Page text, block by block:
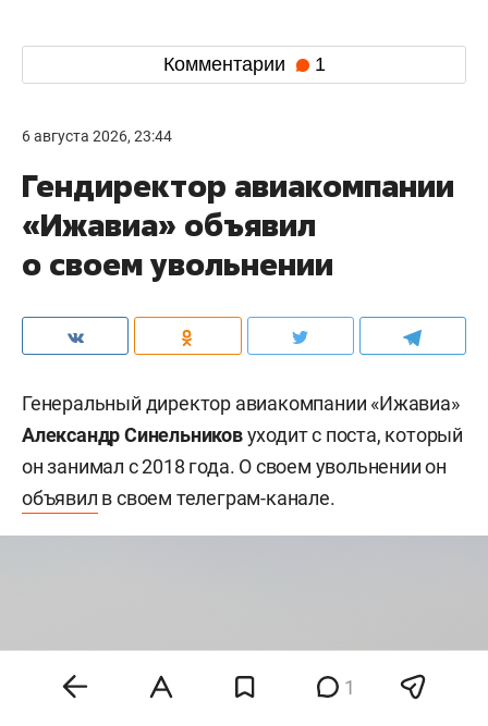
Комментарии 1
6 августа 2026, 23:44
Гендиректор авиакомпании
«Ижавиа» объявил
о своем увольнении
Генеральный директор авиакомпании «Ижавиа»
Александр Синельниковуходит с поста, который
он занимал с 2018 года. О своем увольнении он
объявил в своем телеграм-канале.
1